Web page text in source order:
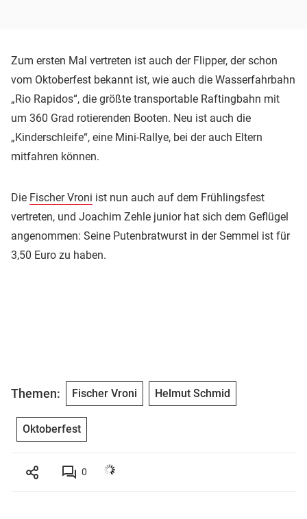
Zum ersten Mal vertreten ist auch der Flipper, der schon
vom Oktoberfest bekannt ist, wie auch die Wasserfahrbahn
„Rio Rapidos“, die größte transportable Raftingbahn mit
um 360 Grad rotierenden Booten. Neu ist auch die
„Kinderschleife“, eine Mini-Rallye, bei der auch Eltern
mitfahren können.
Die Fischer Vroni ist nun auch auf dem Frühlingsfest
vertreten, und Joachim Zehle junior hat sich dem Geflügel
angenommen: Seine Putenbratwurst in der Semmel ist für
3,50 Euro zu haben.
Themen: Fischer Vroni Helmut Schmid
Oktoberfest
0